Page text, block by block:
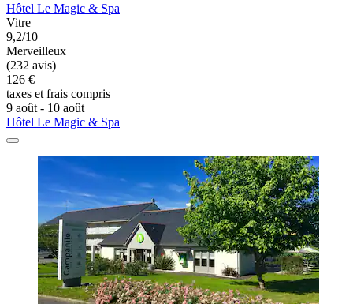
Hôtel Le Magic & Spa
Vitre
9,2/10
Merveilleux
(232 avis)
126 €
taxes et frais compris
9 août - 10 août
Hôtel Le Magic & Spa